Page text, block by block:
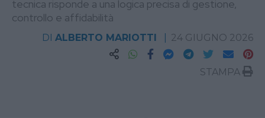
tecnica risponde a una logica precisa di gestione,
controllo e affidabilità
DI ALBERTO MARIOTTI 24 GIUGNO 2026
STAMPA